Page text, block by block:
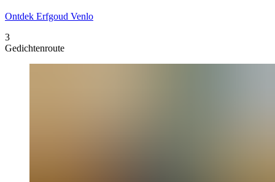
Ontdek Erfgoud Venlo
3
Gedichtenroute